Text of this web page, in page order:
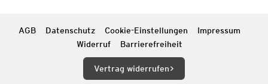
AGB Datenschutz Cookie-Einstellungen
Impressum
Widerruf
Barrierefreiheit
Vertrag widerrufen